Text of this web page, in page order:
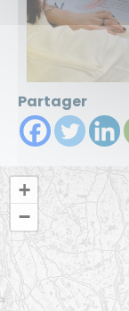
Partager
+
−